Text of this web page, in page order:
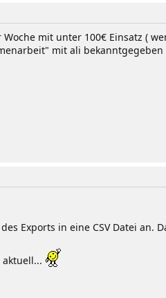
mit unter 100€ Einsatz (
mit ali
Exports in eine CSV Datei an.